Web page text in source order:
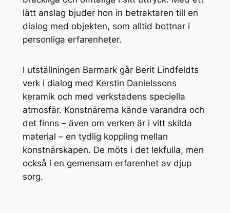
lätt anslag bjuder hon in betraktaren till en
dialog med objekten, som alltid bottnar i
personliga erfarenheter.
I utställningen Barmarkgår Berit Lindfeldts
verk i dialog med Kerstin Danielssons
keramik och med verkstadens speciella
atmosfär. Konstnärerna kände varandra och
det finns – även om verken är i vitt skilda
material – en tydlig koppling mellan
konstnärskapen. De möts i det lekfulla, men
också i en gemensam erfarenhet av djup
sorg.